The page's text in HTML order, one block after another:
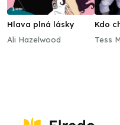
Hlava plná lásky
Ali Hazelwood
Kdo
Tess